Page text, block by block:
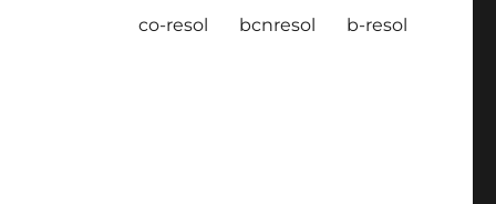
co-resol bcnresol b-resol